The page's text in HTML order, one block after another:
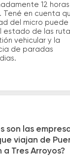
12 horas
Tené en cuenta
del micro puede
estado de las
vehicular y la
de paradas
son las
viajan de
a Tres Arroyos?